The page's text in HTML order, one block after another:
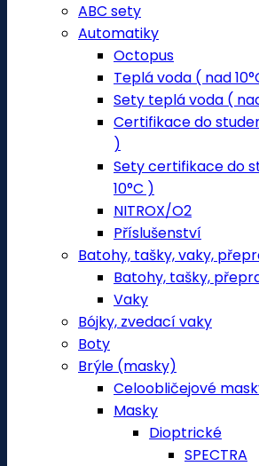
ABC sety
Automatiky
Octopus
Teplá voda ( nad
Sety teplá voda (
Certifikace do
)
Sety certifikace do
10°C )
NITROX/O2
Příslušenství
Batohy, tašky, vaky,
Batohy, tašky,
Vaky
Bójky, zvedací vaky
Boty
Brýle (masky)
Celoobličejové
Masky
Dioptrické
SPECTRA